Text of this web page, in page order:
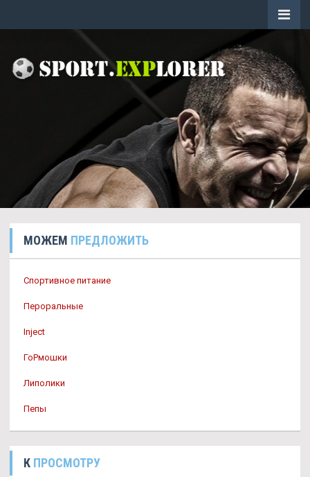
МОЖЕМ ПРЕДЛОЖИТЬ
Спортивное питание
Пероральные
Inject
ГоРмошки
Липолики
Пепы
К ПРОСМОТРУ